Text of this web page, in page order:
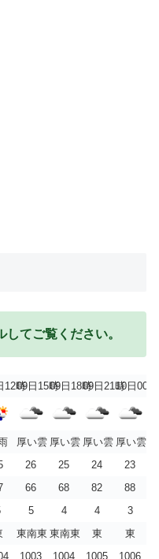
てご覧ください。
12時09日15時09日18時09日21時10日00時
厚い雲 厚い雲 厚い雲 厚い雲
26 25 24
23
66 68 82
88
5 4 4
3
東南東 東南東 東
東
1003 1004 1005 1006